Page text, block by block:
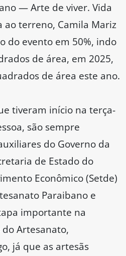
— Arte de viver. Vida
ao terreno, Camila Mariz
do evento em 50%, indo
de área, em 2025,
de área este ano.
tiveram início na terça-
são sempre
do Governo da
de Estado do
Econômico (Setde)
Paraibano e
importante na
Artesanato,
já que as artesãs